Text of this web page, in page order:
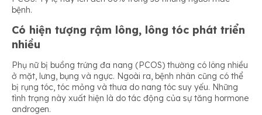
bệnh.
Có hiện tượng rậm lông, lông tóc phát triển
nhiều
Phụ nữ bị buồng trứng đa nang (PCOS) thường có lông nhiều
ở mặt, lưng, bụng và ngực. Ngoài ra, bệnh nhân cũng có thể
bị rụng tóc, tóc mỏng và thưa do nang tóc suy yếu. Những
tình trạng này xuất hiện là do tác động của sự tăng hormone
androgen.